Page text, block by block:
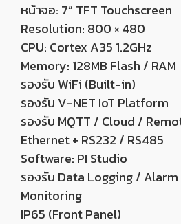
หน้าจอ: 7” TFT Touchscreen
Resolution: 800 × 480
CPU: Cortex A35 1.2GHz
Memory: 128MB Flash / RAM
รองรับ WiFi (Built-in)
รองรับ V-NET IoT Platform
รองรับ MQTT / Cloud /
Ethernet + RS232 / RS485
Software: PI Studio
รองรับ Data Logging /
Monitoring
IP65 (Front Panel)